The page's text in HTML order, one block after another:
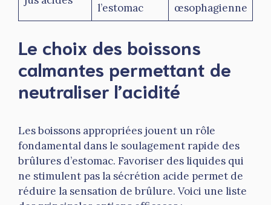
l’estomac œsophagienne
Le choix des boissons
calmantes permettant de
neutraliser l’acidité
Les boissons appropriées jouent un rôle
fondamental dans le soulagement rapide des
brûlures d’estomac. Favoriser des liquides qui
ne stimulent pas la sécrétion acide permet de
réduire la sensation de brûlure. Voici une liste